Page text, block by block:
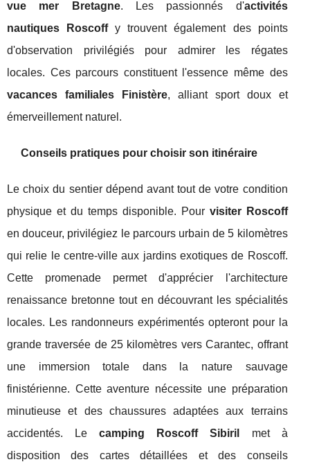
vue mer Bretagne. Les passionnés d'activités
nautiques Roscoffy trouvent également des points
d'observation privilégiés pour admirer les régates
locales. Ces parcours constituent l'essence même des
vacances familiales Finistère, alliant sport doux et
émerveillement naturel.
Conseils pratiques pour choisir son itinéraire
Le choix du sentier dépend avant tout de votre condition
physique et du temps disponible. Pour visiter Roscoff
en douceur, privilégiez le parcours urbain de 5 kilomètres
qui relie le centre-ville aux jardins exotiques de Roscoff.
Cette promenade permet d'apprécier l'architecture
renaissance bretonne tout en découvrant les spécialités
locales. Les randonneurs expérimentés opteront pour la
grande traversée de 25 kilomètres vers Carantec, offrant
une immersion totale dans la nature sauvage
finistérienne. Cette aventure nécessite une préparation
minutieuse et des chaussures adaptées aux terrains
accidentés. Lecamping Roscoff Sibiril
met à
disposition des cartes détaillées et des conseils